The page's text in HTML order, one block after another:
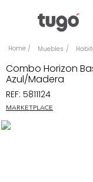
Muebles
Combo Horizon
Azul/Madera
REF: 5811124
MARKETPLACE
Comedor
Escritorio
Sillas
Silla